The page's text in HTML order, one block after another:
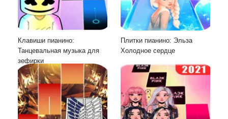
Клавиши пианино:
Танцевальная музыка для
зефирки
Плитки пианино: Эльза
Холодное сердце